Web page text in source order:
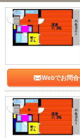
Webでお問合